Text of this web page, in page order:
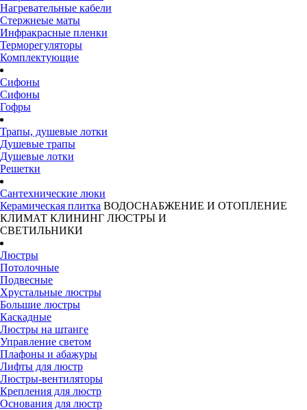
Нагревательные кабели
Стержнеые маты
Инфракрасные пленки
Терморегуляторы
Комплектующие
Сифоны
Сифоны
Гофры
Трапы, душевые лотки
Душевые трапы
Душевые лотки
Решетки
Сантехнические люки
Керамическая плитка ВОДОСНАБЖЕНИЕ И ОТОПЛЕНИЕ
КЛИМАТ КЛИНИНГ ЛЮСТРЫ И
СВЕТИЛЬНИКИ
Люстры
Потолочные
Подвесные
Хрустальные люстры
Большие люстры
Каскадные
Люстры на штанге
Управление светом
Плафоны и абажуры
Лифты для люстр
Люстры-вентиляторы
Крепления для люстр
Основания для люстр